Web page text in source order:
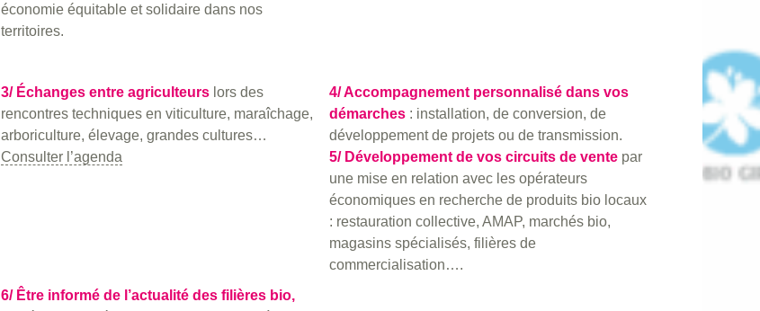
économie équitable et solidaire dans nos
territoires.
3/ Échanges entre agriculteurs lors des
rencontres techniques en viticulture, maraîchage,
arboriculture, élevage, grandes cultures…
Consulter l’agenda
4/ Accompagnement personnalisé dans vos
démarches : installation, de conversion, de
développement de projets ou de transmission.
5/ Développement de vos circuits de vente par
une mise en relation avec les opérateurs
économiques en recherche de produits bio locaux
: restauration collective, AMAP, marchés bio,
magasins spécialisés, filières de
commercialisation….
6/ Être informé de l’actualité des filières bio,